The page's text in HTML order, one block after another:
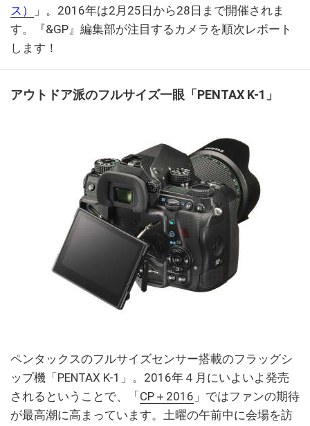
ス）
」。2016年は2月25日から28日まで開催されま
す。『&GP』編集部が注目するカメラを順次レポート
します！
アウトドア派のフルサイズ一眼「PENTAX K-1」
ペンタックスのフルサイズセンサー搭載のフラッグシ
ップ機「PENTAX K-1」。2016年４月にいよいよ発売
されるということで、「 CP＋2016 」ではファンの期待
が最高潮に高まっています。土曜の午前中に会場を訪